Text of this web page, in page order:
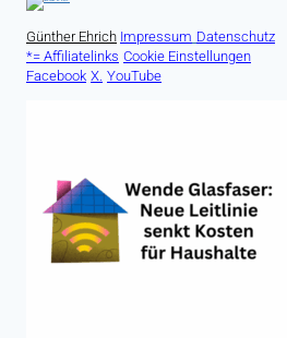
Günther Ehrich Impressum Datenschutz
*= Affiliatelinks Cookie Einstellungen
Facebook X. YouTube